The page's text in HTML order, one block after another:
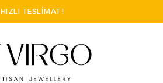
GÜVENLI ALIŞVERIŞ!